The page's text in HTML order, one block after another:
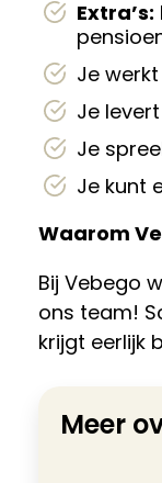
Extra’s:
Je
Je
Je
Je kunt
Waarom
Bij Vebego
ons team!
krijgt eerlijk
Meer